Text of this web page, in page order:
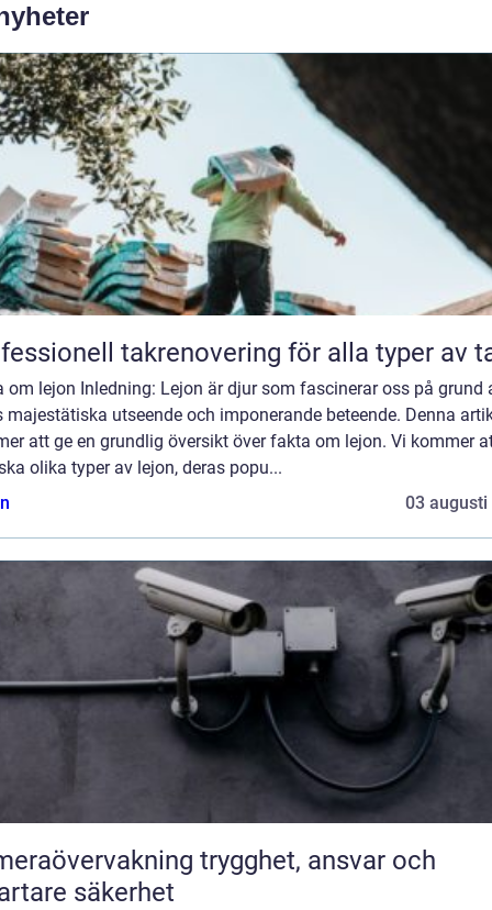
takrenovering för alla typer av
om lejon Inledning: Lejon är djur som fascinerar oss på grund
majestätiska utseende och imponerande beteende. Denna
att ge en grundlig översikt över fakta om lejon. Vi kommer
olika typer av lejon, deras popu...
03 augusti
trygghet, ansvar och
säkerhet